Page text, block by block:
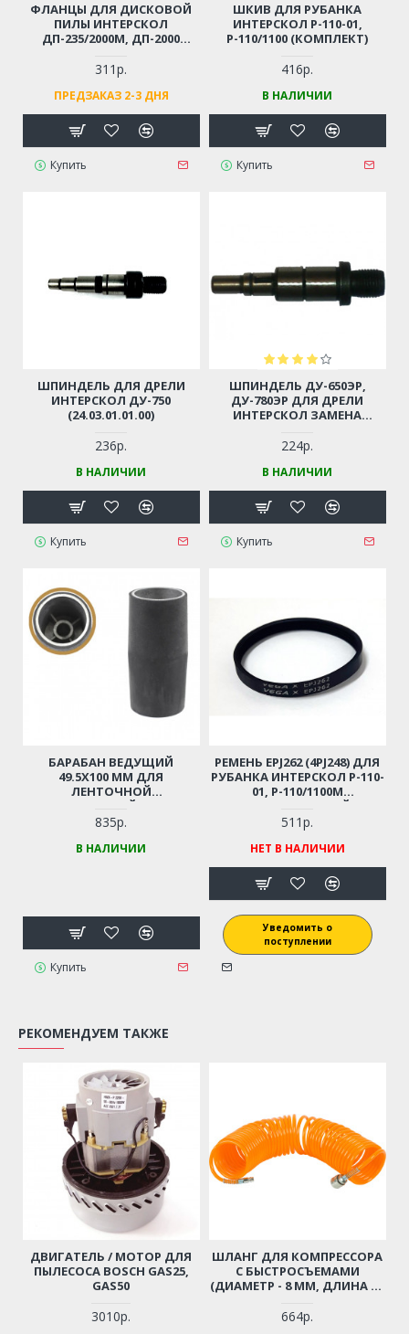
ФЛАНЦЫ ДЛЯ ДИСКОВОЙ
ПИЛЫ ИНТЕРСКОЛ
ДП-235/2000М, ДП-2000
311р.
ПРЕДЗАКАЗ 2-3 ДНЯ
Купить
ШКИВ ДЛЯ РУБАНКА
ИНТЕРСКОЛ Р-110-01,
Р-110/1100 (КОМПЛЕКТ)
416р.
В НАЛИЧИИ
Купить
ШПИНДЕЛЬ ДЛЯ ДРЕЛИ
ИНТЕРСКОЛ ДУ-750
(24.03.01.01.00)
236р.
В НАЛИЧИИ
Купить
ШПИНДЕЛЬ ДУ-650ЭР,
ДУ-780ЭР ДЛЯ ДРЕЛИ
ИНТЕРСКОЛ ЗАМЕНА
224р.
В НАЛИЧИИ
Купить
БАРАБАН ВЕДУЩИЙ
49.5Х100 ММ ДЛЯ
ЛЕНТОЧНОЙ
ШЛИФОВАЛЬНОЙ МАШИНЫ
ИНТЕРСКОЛ ЛШМ-100/1200Э
835р.
В НАЛИЧИИ
Купить
РЕМЕНЬ EPJ262 (4PJ248) ДЛЯ
РУБАНКА ИНТЕРСКОЛ Р-110-
01, Р-110/1100М
(ОРИГИНАЛЬНЫЙ)
(17.03.00.04.00)
511р.
НЕТ В НАЛИЧИИ
Уведомить о
поступлении
РЕКОМЕНДУЕМ ТАКЖЕ
ДВИГАТЕЛЬ / МОТОР ДЛЯ
ПЫЛЕСОСА BOSCH GAS25,
GAS50
3010р.
ШЛАНГ ДЛЯ КОМПРЕССОРА
С БЫСТРОСЪЕМАМИ
(ДИАМЕТР - 8 ММ, ДЛИНА - 6
664р.